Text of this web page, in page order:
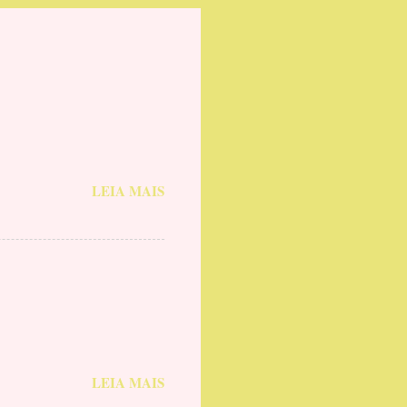
LEIA MAIS
LEIA MAIS